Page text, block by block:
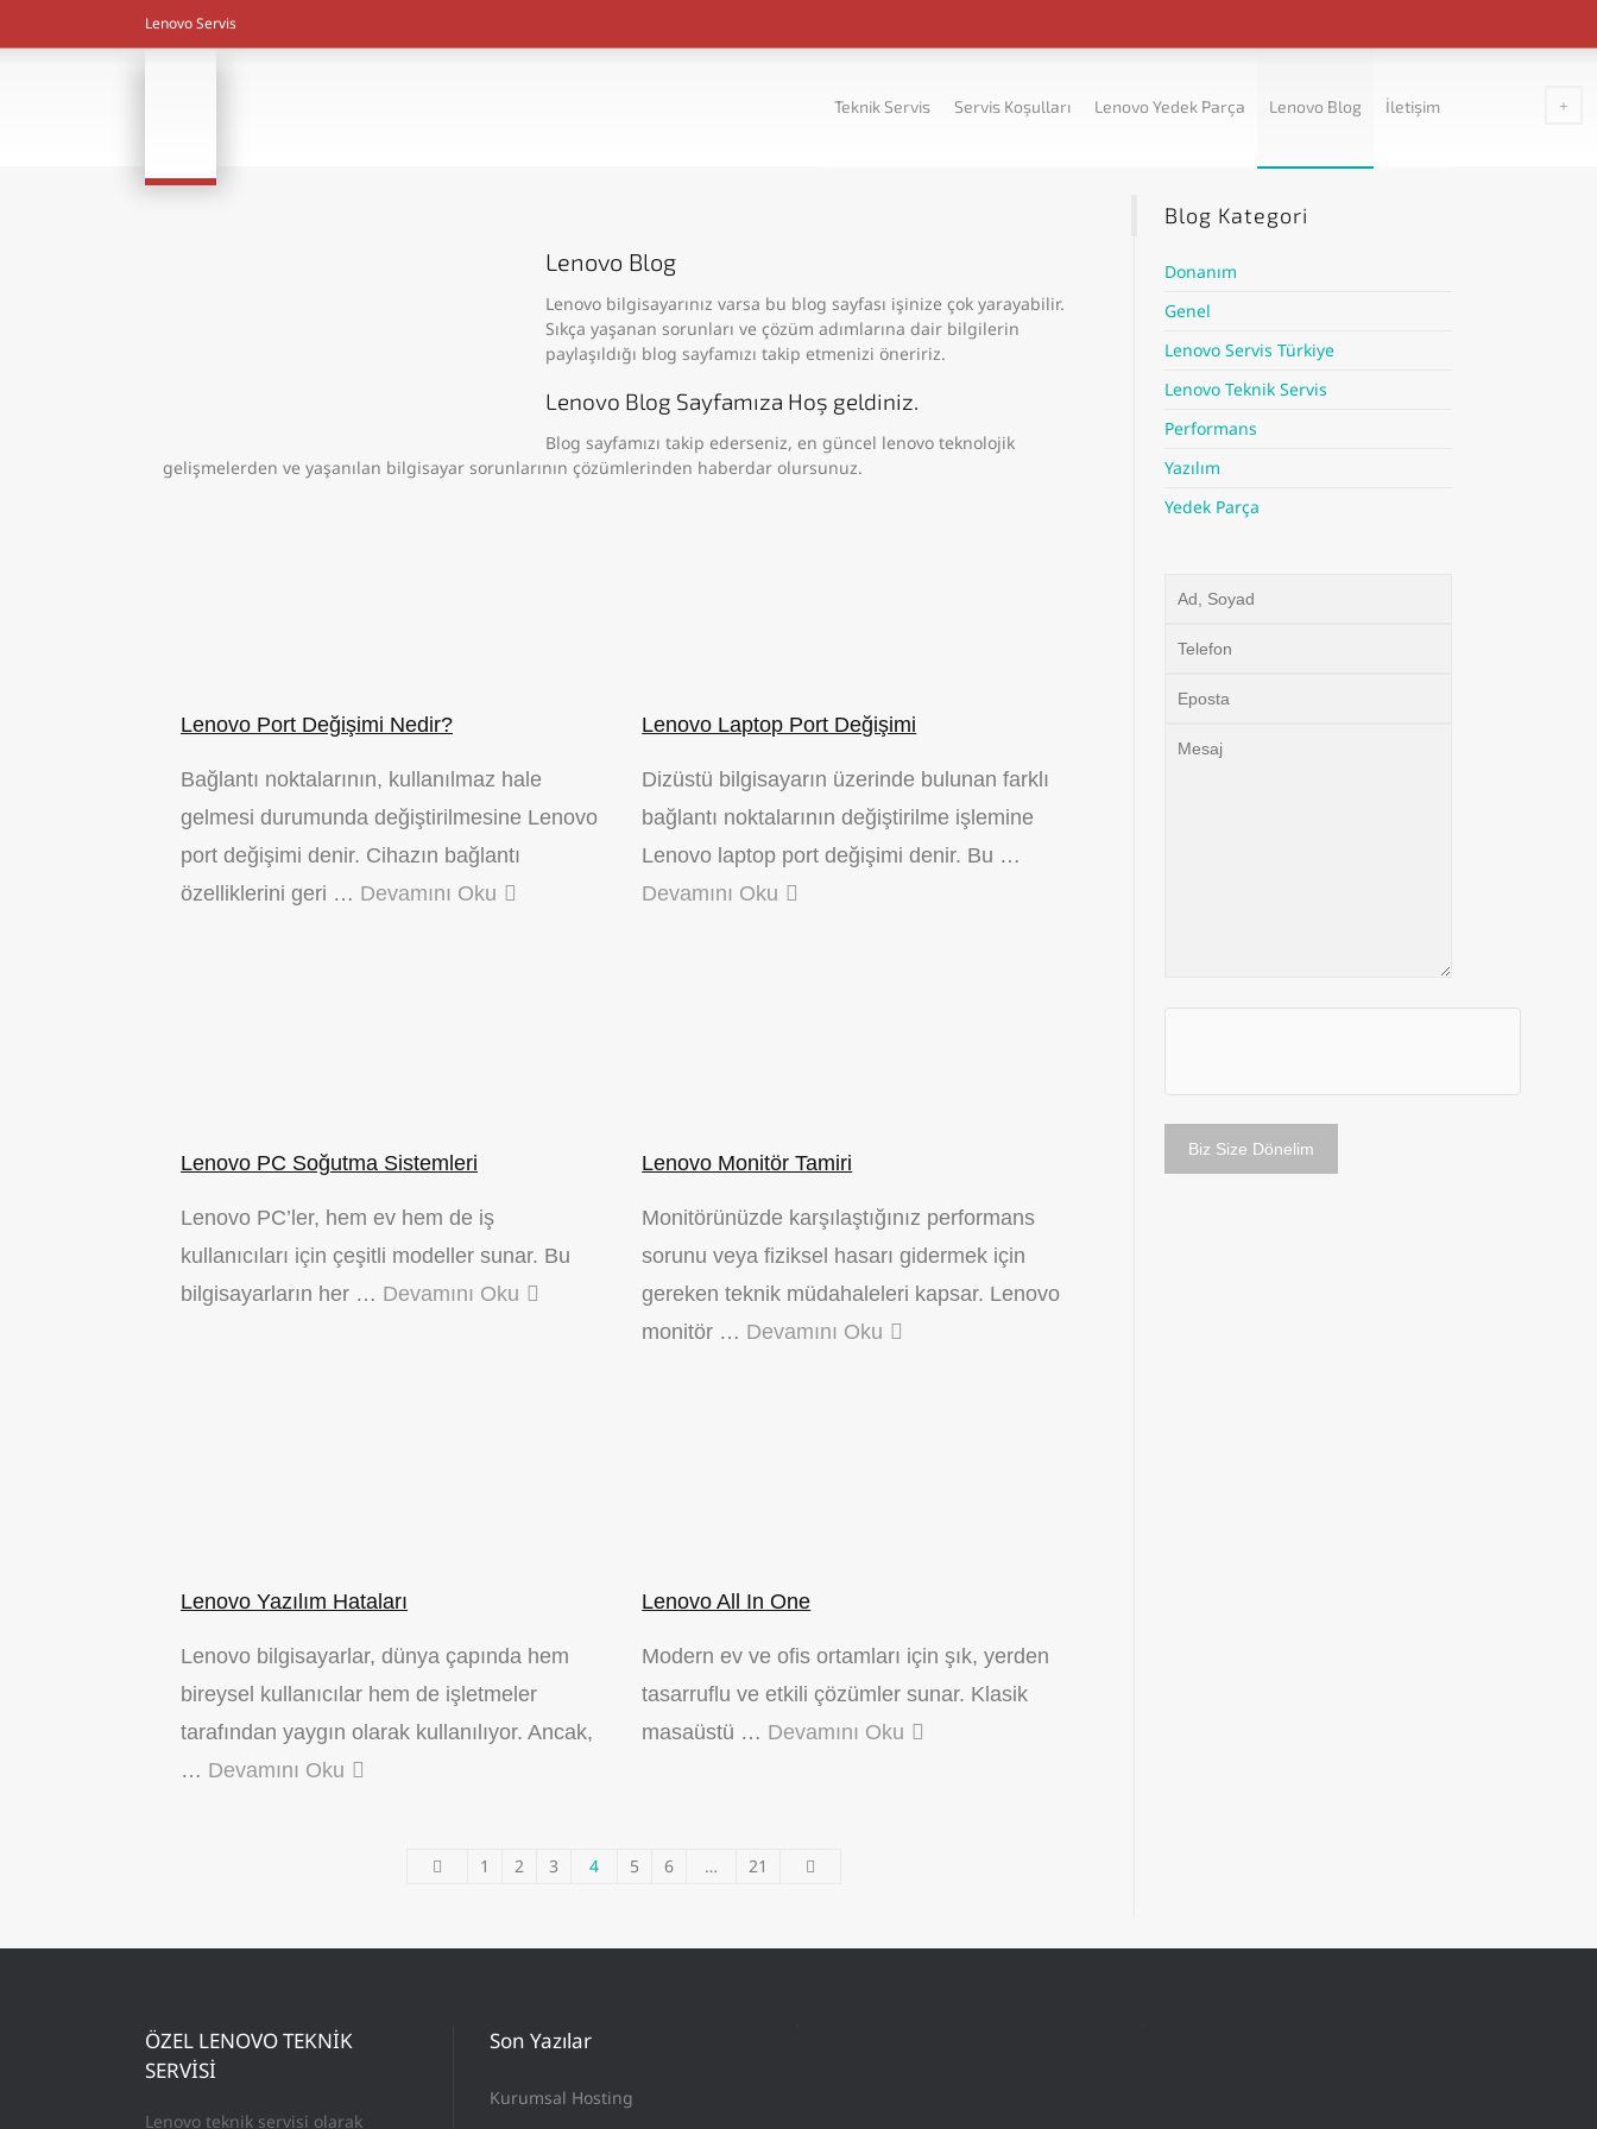
Lenovo Servis
Teknik Servis Servis Koşulları Lenovo Yedek Parça Lenovo Blog İletişim
Lenovo Blog
Lenovo bilgisayarınız varsa bu blog sayfası işinize çok yarayabilir.
Sıkça yaşanan sorunları ve çözüm adımlarına dair bilgilerin
paylaşıldığı blog sayfamızı takip etmenizi öneririz.
Lenovo Blog Sayfamıza Hoş geldiniz.
Blog sayfamızı takip ederseniz, en güncel lenovo teknolojik
gelişmelerden ve yaşanılan bilgisayar sorunlarının çözümlerinden haberdar olursunuz.
Lenovo Port Değişimi Nedir?
Bağlantı noktalarının, kullanılmaz hale
gelmesi durumunda değiştirilmesine Lenovo
port değişimi denir. Cihazın bağlantı
özelliklerini geri … Devamını Oku
Lenovo Laptop Port Değişimi
Dizüstü bilgisayarın üzerinde bulunan farklı
bağlantı noktalarının değiştirilme işlemine
Lenovo laptop port değişimi denir. Bu …
Devamını Oku
Lenovo PC Soğutma Sistemleri
Lenovo PC’ler, hem ev hem de iş
kullanıcıları için çeşitli modeller sunar. Bu
bilgisayarların her … Devamını Oku
Lenovo Monitör Tamiri
Monitörünüzde karşılaştığınız performans
sorunu veya fiziksel hasarı gidermek için
gereken teknik müdahaleleri kapsar. Lenovo
monitör … Devamını Oku
Lenovo Yazılım Hataları
Lenovo bilgisayarlar, dünya çapında hem
bireysel kullanıcılar hem de işletmeler
tarafından yaygın olarak kullanılıyor. Ancak,
… Devamını Oku
Lenovo All In One
Modern ev ve ofis ortamları için şık, yerden
tasarruflu ve etkili çözümler sunar. Klasik
masaüstü … Devamını Oku
1 2 3 4 5 6 … 21
Blog Kategori
Donanım
Genel
Lenovo Servis Türkiye
Lenovo Teknik Servis
Performans
Yazılım
Yedek Parça
ÖZEL LENOVO TEKNİK
SERVİSİ
Lenovo teknik servisi olarak
Son Yazılar
Kurumsal Hosting